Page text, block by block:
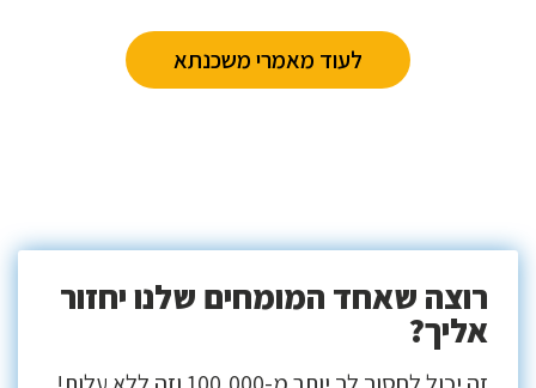
לעוד מאמרי משכנתא
רוצה שאחד המומחים שלנו יחזור
אליך?